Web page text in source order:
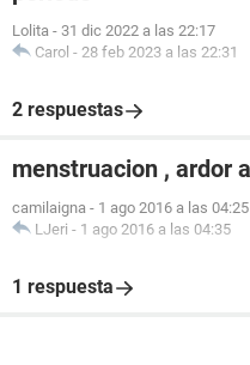
Lolita - 31 dic 2022 a las 22:17
Carol - 28 feb 2023 a las 22:31
2 respuestas
menstruacion , ardor
camilaigna - 1 ago 2016 a las 04:25
LJeri - 1 ago 2016 a las 04:35
1 respuesta